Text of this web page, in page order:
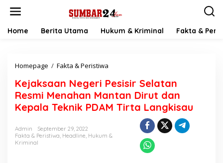
Home Berita Utama Hukum & Kriminal Fakta &
Homepage / Fakta & Peristiwa
j
a
k
s
n
Kejaksaan Negeri Pesisir Selatan
Resmi Menahan Mantan Dirut dan
Kepala Teknik PDAM Tirta Langkisau
Admin
September 29, 2022
Fakta & Peristiwa, Headline, Hukum &
Kriminal